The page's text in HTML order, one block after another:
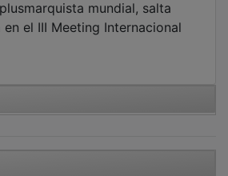
mundial, salta
en el III Meeting Internacional